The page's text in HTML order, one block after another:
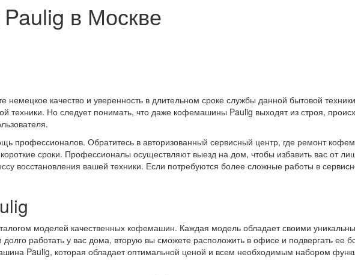
в Москве
качество и уверенность в длительном сроке службы данной бытовой
техники. Но следует понимать, что даже кофемашины Paulig выходят из строя,
профессионалов. Обратитесь в авторизованный сервисный центр, где ремонт
сроки. Профессионалы осуществляют выезд на дом, чтобы избавить вас от
восстановления вашей техники. Если потребуются более сложные работы в
моделей качественных кофемашин. Каждая модель обладает своими
долго работать у вас дома, вторую вы сможете расположить в офисе и подвергать ее
Paulig, которая обладает оптимальной ценой и всем необходимым набором